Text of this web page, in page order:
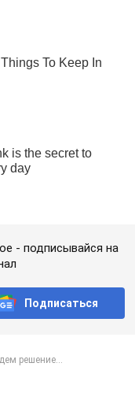
- подписывайся на
Подписаться
решение...